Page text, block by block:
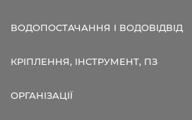
ВОДОПОСТАЧАННЯ І ВОДОВІДВІД
КРІПЛЕННЯ, ІНСТРУМЕНТ, ПЗ
ОРГАНІЗАЦІЇ